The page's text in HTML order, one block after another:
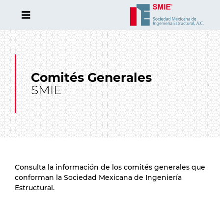
Comités Generales
SMIE
Consulta la información de los comités generales que
conforman la Sociedad Mexicana de Ingeniería
Estructural.